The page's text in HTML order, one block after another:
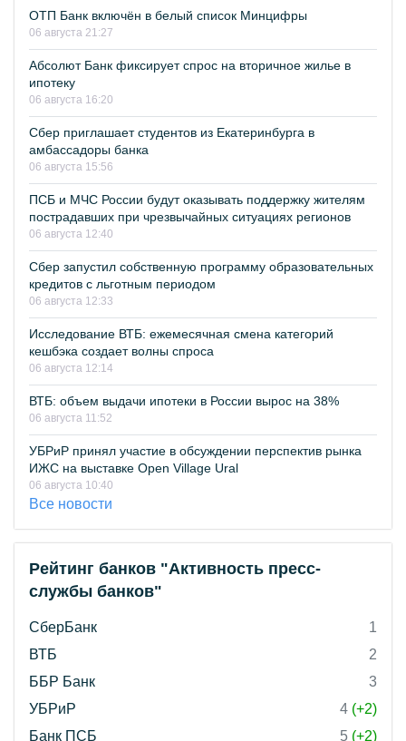
ОТП Банк включён в белый список Минцифры
06 августа 21:27
Абсолют Банк фиксирует спрос на вторичное жилье в
ипотеку
06 августа 16:20
Сбер приглашает студентов из Екатеринбурга в
амбассадоры банка
06 августа 15:56
ПСБ и МЧС России будут оказывать поддержку жителям
пострадавших при чрезвычайных ситуациях регионов
06 августа 12:40
Сбер запустил собственную программу образовательных
кредитов с льготным периодом
06 августа 12:33
Исследование ВТБ: ежемесячная смена категорий
кешбэка создает волны спроса
06 августа 12:14
ВТБ: объем выдачи ипотеки в России вырос на 38%
06 августа 11:52
УБРиР принял участие в обсуждении перспектив рынка
ИЖС на выставке Open Village Ural
06 августа 10:40
Все новости
Рейтинг банков "Активность пресс-
службы банков"
СберБанк
1
ВТБ
2
ББР Банк
3
УБРиР
4 (+2)
Банк ПСБ
5 (+2)